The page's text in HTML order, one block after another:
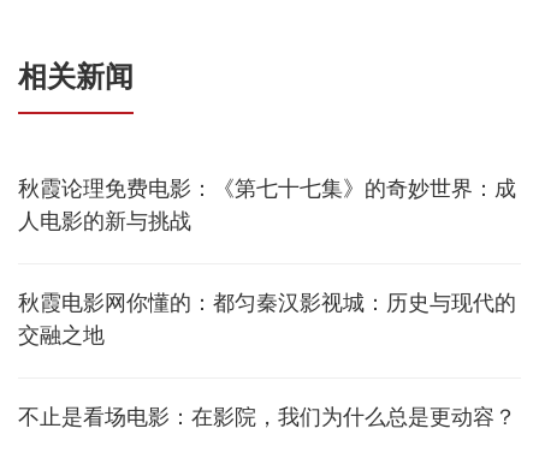
相关新闻
秋霞论理免费电影：《第七十七集》的奇妙世界：成
人电影的新与挑战
秋霞电影网你懂的：都匀秦汉影视城：历史与现代的
交融之地
不止是看场电影：在影院，我们为什么总是更动容？